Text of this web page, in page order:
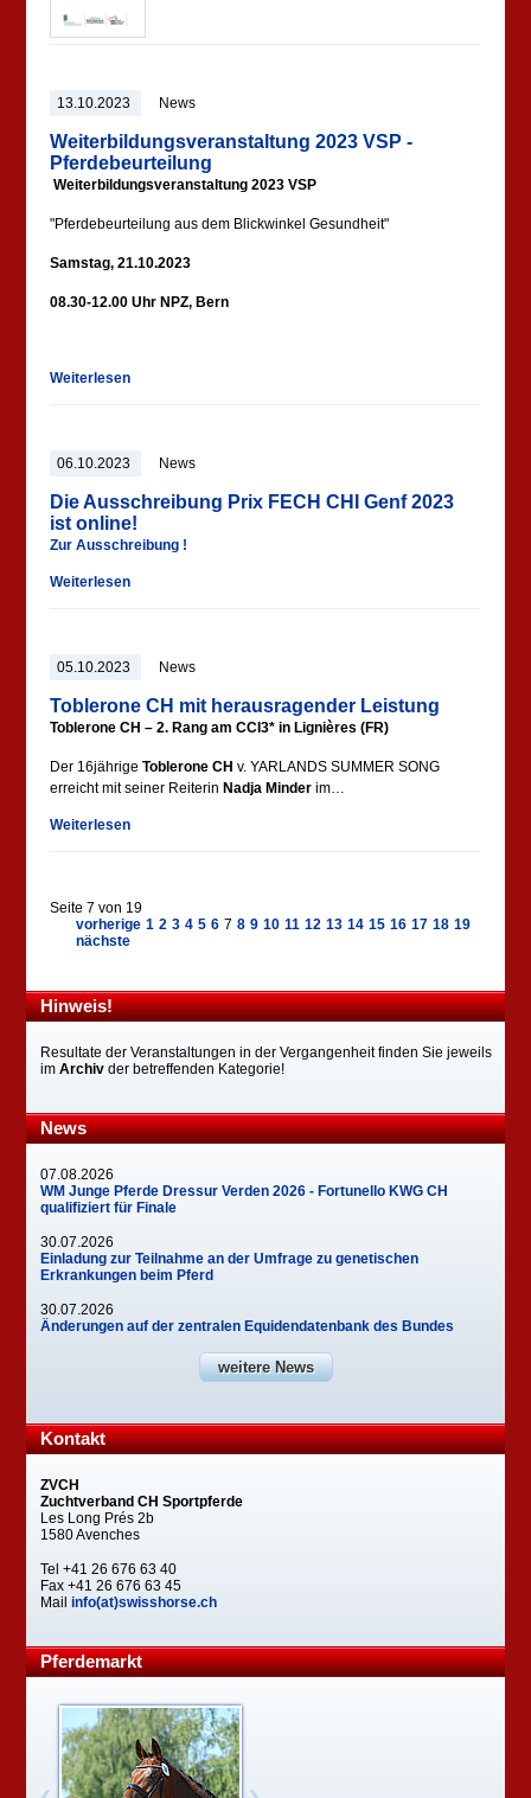
13.10.2023 News
Weiterbildungsveranstaltung 2023 VSP -
Pferdebeurteilung
Weiterbildungsveranstaltung 2023 VSP
"Pferdebeurteilung aus dem Blickwinkel Gesundheit"
Samstag, 21.10.2023
08.30-12.00 Uhr NPZ, Bern
Weiterlesen
06.10.2023 News
Die Ausschreibung Prix FECH CHI Genf 2023
ist online!
Zur Ausschreibung !
Weiterlesen
05.10.2023 News
Toblerone CH mit herausragender Leistung
Toblerone CH – 2. Rang am CCI3* in Lignières (FR)
Der 16jährigeToblerone CH v. YARLANDS SUMMER SONG
erreicht mit seiner Reiterin Nadja Minder im…
Weiterlesen
Seite 7 von 19
vorherige 1 2 3 4 5 6 7 8 9 10 11 12 13 14 15 16 17 18 19
nächste
Hinweis!
Resultate der Veranstaltungen in der Vergangenheit finden Sie jeweils
imArchiv der betreffenden Kategorie!
News
07.08.2026
WM Junge Pferde Dressur Verden 2026 - Fortunello KWG CH
qualifiziert für Finale
30.07.2026
Einladung zur Teilnahme an der Umfrage zu genetischen
Erkrankungen beim Pferd
30.07.2026
Änderungen auf der zentralen Equidendatenbank des Bundes
weitere News
Kontakt
ZVCH
Zuchtverband CH Sportpferde
Les Long Prés 2b
1580 Avenches
Tel +41 26 676 63 40
Fax +41 26 676 63 45
Mailinfo(at)swisshorse.ch
Pferdemarkt